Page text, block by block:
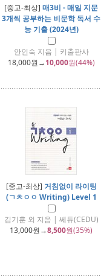
[중고-최상] 매3비 - 매일 지문
3개씩 공부하는 비문학 독서 수
능 기출 (2024년)
안인숙 지음 | 키출판사
18,000원→10,000원(44%)
[중고-최상] 거침없이 라이팅
(ㄱㅊㅇㅇ Writing) Level 1
김기훈 외 지음 | 쎄듀(CEDU)
13,000원→8,500원(35%)